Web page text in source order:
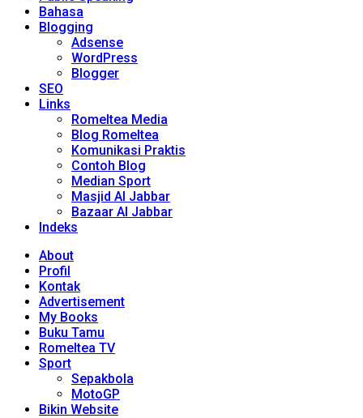
Bahasa
Blogging
Adsense
WordPress
Blogger
SEO
Links
Romeltea Media
Blog Romeltea
Komunikasi Praktis
Contoh Blog
Median Sport
Masjid Al Jabbar
Bazaar Al Jabbar
Indeks
About
Profil
Kontak
Advertisement
My Books
Buku Tamu
Romeltea TV
Sport
Sepakbola
MotoGP
Bikin Website